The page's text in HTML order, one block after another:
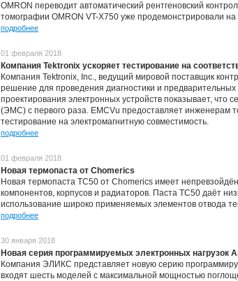
OMRON переводит автоматический рентгеновский
томографии OMRON VT-X750 уже продемонстрировали
подробнее
01 февраля 2018
Компания Tektronix ускоряет тестирование на
Компания Tektronix, Inc., ведущий мировой поставщик
решение для проведения диагностики и
проектирования электронных устройств показывает, что
(ЭМС) с первого раза. EMCVu предоставляет инженерам
тестирование на электромагнитную совместимость.
подробнее
01 февраля 2018
Новая термопаста от Chomerics
Новая термопаста TC50 от Chomerics имеет
компонентов, корпусов и радиаторов. Паста TC50 даёт
использование широко применяемых элементов отвода
подробнее
30 января 2018
Новая серия программируемых электронных нагрузок
Компания ЭЛИКС представляет новую серию
входят шесть моделей с максимальной мощностью